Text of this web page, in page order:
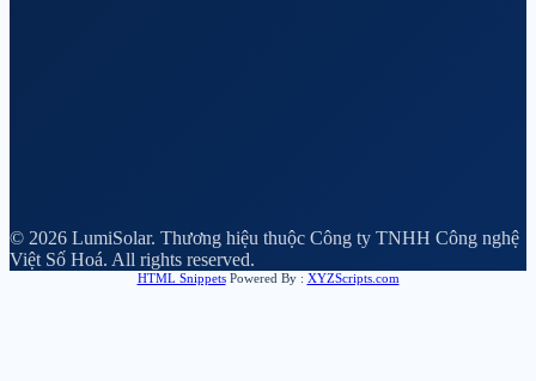
© 2026 LumiSolar. Thương hiệu thuộc Công ty TNHH Công nghệ
Việt Số Hoá. All rights reserved.
HTML SnippetsPowered By : XYZScripts.com